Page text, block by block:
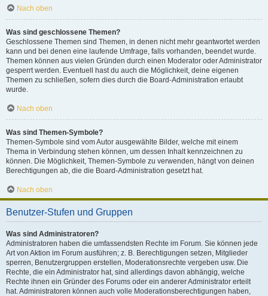
Nach oben
Was sind geschlossene Themen?
Geschlossene Themen sind Themen, in denen nicht mehr geantwortet werden
kann und bei denen eine laufende Umfrage, falls vorhanden, beendet wurde.
Themen können aus vielen Gründen durch einen Moderator oder Administrator
gesperrt werden. Eventuell hast du auch die Möglichkeit, deine eigenen
Themen zu schließen, sofern dies durch die Board-Administration erlaubt
wurde.
Nach oben
Was sind Themen-Symbole?
Themen-Symbole sind vom Autor ausgewählte Bilder, welche mit einem
Thema in Verbindung stehen können, um dessen Inhalt kennzeichnen zu
können. Die Möglichkeit, Themen-Symbole zu verwenden, hängt von deinen
Berechtigungen ab, die die Board-Administration gesetzt hat.
Nach oben
Benutzer-Stufen und Gruppen
Was sind Administratoren?
Administratoren haben die umfassendsten Rechte im Forum. Sie können jede
Art von Aktion im Forum ausführen; z. B. Berechtigungen setzen, Mitglieder
sperren, Benutzergruppen erstellen, Moderationsrechte vergeben usw. Die
Rechte, die ein Administrator hat, sind allerdings davon abhängig, welche
Rechte ihnen ein Gründer des Forums oder ein anderer Administrator erteilt
hat. Administratoren können auch volle Moderationsberechtigungen haben,